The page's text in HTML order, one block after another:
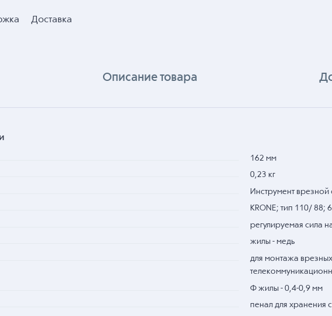
Доставка
Описание товара
162 мм
0,23 кг
Инструмент врезной
KRONE; тип 110/ 88;
регулируемая сила
жилы - медь
для монтажа
Ф жилы - 0,4-0,9 мм
пенал для хранения